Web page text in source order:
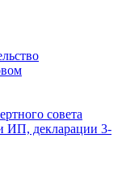
совета
ИП, декларации 3-